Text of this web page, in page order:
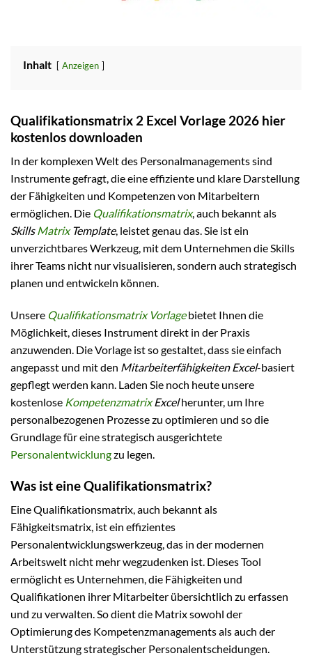
Inhalt Anzeigen
Qualifikationsmatrix 2 Excel Vorlage 2026 hier
kostenlos downloaden
In der komplexen Welt des Personalmanagements sind
Instrumente gefragt, die eine effiziente und klare Darstellung
der Fähigkeiten und Kompetenzen von Mitarbeitern
ermöglichen. Die Qualifikationsmatrix, auch bekannt als
SkillsMatrixTemplate, leistet genau das. Sie ist ein
unverzichtbares Werkzeug, mit dem Unternehmen die Skills
ihrer Teams nicht nur visualisieren, sondern auch strategisch
planen und entwickeln können.
Unsere Qualifikationsmatrix Vorlagebietet Ihnen die
Möglichkeit, dieses Instrument direkt in der Praxis
anzuwenden. Die Vorlage ist so gestaltet, dass sie einfach
angepasst und mit den Mitarbeiterfähigkeiten Excel-basiert
gepflegt werden kann. Laden Sie noch heute unsere
kostenlose KompetenzmatrixExcelherunter, um Ihre
personalbezogenen Prozesse zu optimieren und so die
Grundlage für eine strategisch ausgerichtete
Personalentwicklungzu legen.
Was ist eine Qualifikationsmatrix?
Eine Qualifikationsmatrix, auch bekannt als
Fähigkeitsmatrix, ist ein effizientes
Personalentwicklungswerkzeug, das in der modernen
Arbeitswelt nicht mehr wegzudenken ist. Dieses Tool
ermöglicht es Unternehmen, die Fähigkeiten und
Qualifikationen ihrer Mitarbeiter übersichtlich zu erfassen
und zu verwalten. So dient die Matrix sowohl der
Optimierung des Kompetenzmanagements als auch der
Unterstützung strategischer Personalentscheidungen.